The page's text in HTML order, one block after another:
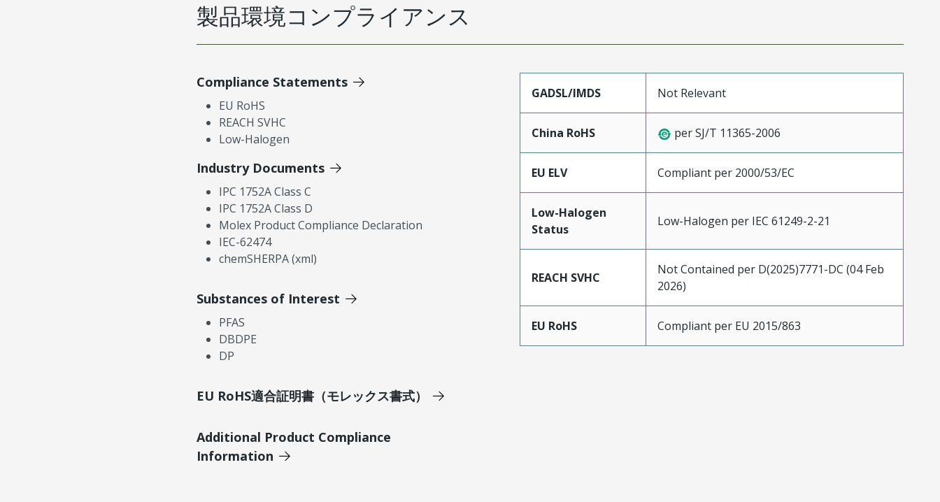
製品環境コンプライアンス
Compliance Statements
EU RoHS
REACH SVHC
Low-Halogen
Industry Documents
IPC 1752A Class C
IPC 1752A Class D
Molex Product Compliance Declaration
IEC-62474
chemSHERPA (xml)
Substances of Interest
PFAS
DBDPE
DP
EU RoHS適合証明書（モレックス書式）
Additional Product Compliance
Information
GADSL/IMDS Not Relevant
China RoHS per SJ/T 11365-2006
EU ELV Compliant per 2000/53/EC
Low-Halogen
Status
Low-Halogen per IEC 61249-2-21
REACH SVHC
Not Contained per D(2025)7771-DC (04 Feb
2026)
EU RoHS Compliant per EU 2015/863